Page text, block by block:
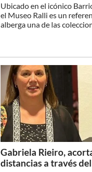
Ubicado en el icónico
el Museo Ralli es un
alberga una de las
Gabriela Rieiro,
distancias a través